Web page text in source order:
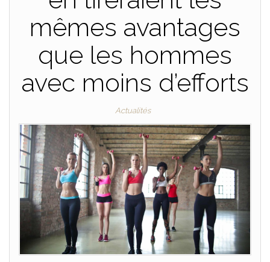
mêmes avantages
que les hommes
avec moins d’efforts
Actualités